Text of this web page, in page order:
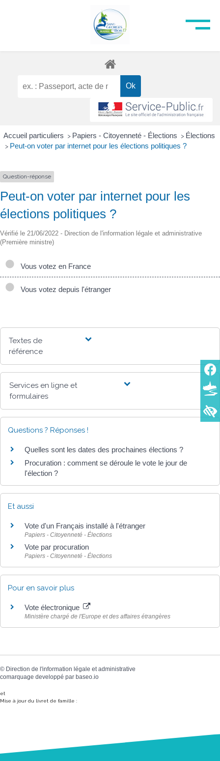
Accueil particuliers > Papiers - Citoyenneté - Élections > Élections
> Peut-on voter par internet pour les élections politiques ?
Question-réponse
Peut-on voter par internet pour les
élections politiques ?
Vérifié le 21/06/2022 - Direction de l'information légale et administrative
(Première ministre)
Vous votez en France
Vous votez depuis l'étranger
Textes de
référence
Services en ligne et
formulaires
Questions ? Réponses !
Quelles sont les dates des prochaines élections ?
Procuration : comment se déroule le vote le jour de
l'élection ?
Et aussi
Vote d'un Français installé à l'étranger
Papiers - Citoyenneté - Élections
Vote par procuration
Papiers - Citoyenneté - Élections
Pour en savoir plus
Vote électronique
Ministère chargé de l'Europe et des affaires étrangères
© Direction de l'information légale et administrative
comarquage developpé par baseo.io
et
Mise à jour du livret de famille :